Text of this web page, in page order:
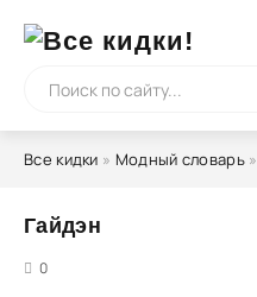
Все кидки » Модный словарь»
Гайдэн
0